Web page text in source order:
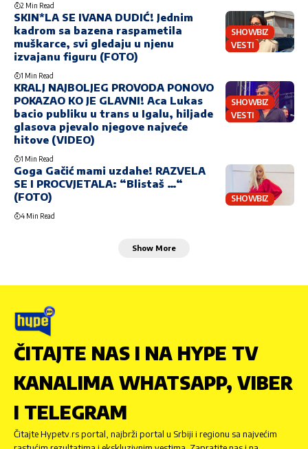
2 Min Read
SHOWBIZ
VESTI
SKIN*LA SE IVANA DUDIĆ! Jednim
kadrom sa bazena raspametila
muškarce, svi gledaju u njenu
izvajanu figuru (FOTO)
1 Min Read
SHOWBIZ
VESTI
KRALJ NAJBOLJEG PROVODA PONOVO
POKAZAO KO JE GLAVNI! Aca Lukas
bacio publiku u trans u Igalu, hiljade
glasova pjevalo njegove najveće
hitove (VIDEO)
1 Min Read
SHOWBIZ
Goga Gačić mami uzdahe! RAZVELA
SE I PROCVJETALA: “Blistaš …“
(FOTO)
4 Min Read
Show More
ČITAJTE NAS I NA HYPE TV
KANALIMA WHATSAPP, VIBER
I TELEGRAM
Čitajte Hypetv.rs portal, najbrži portal u Srbiji i regionu sa najvećim